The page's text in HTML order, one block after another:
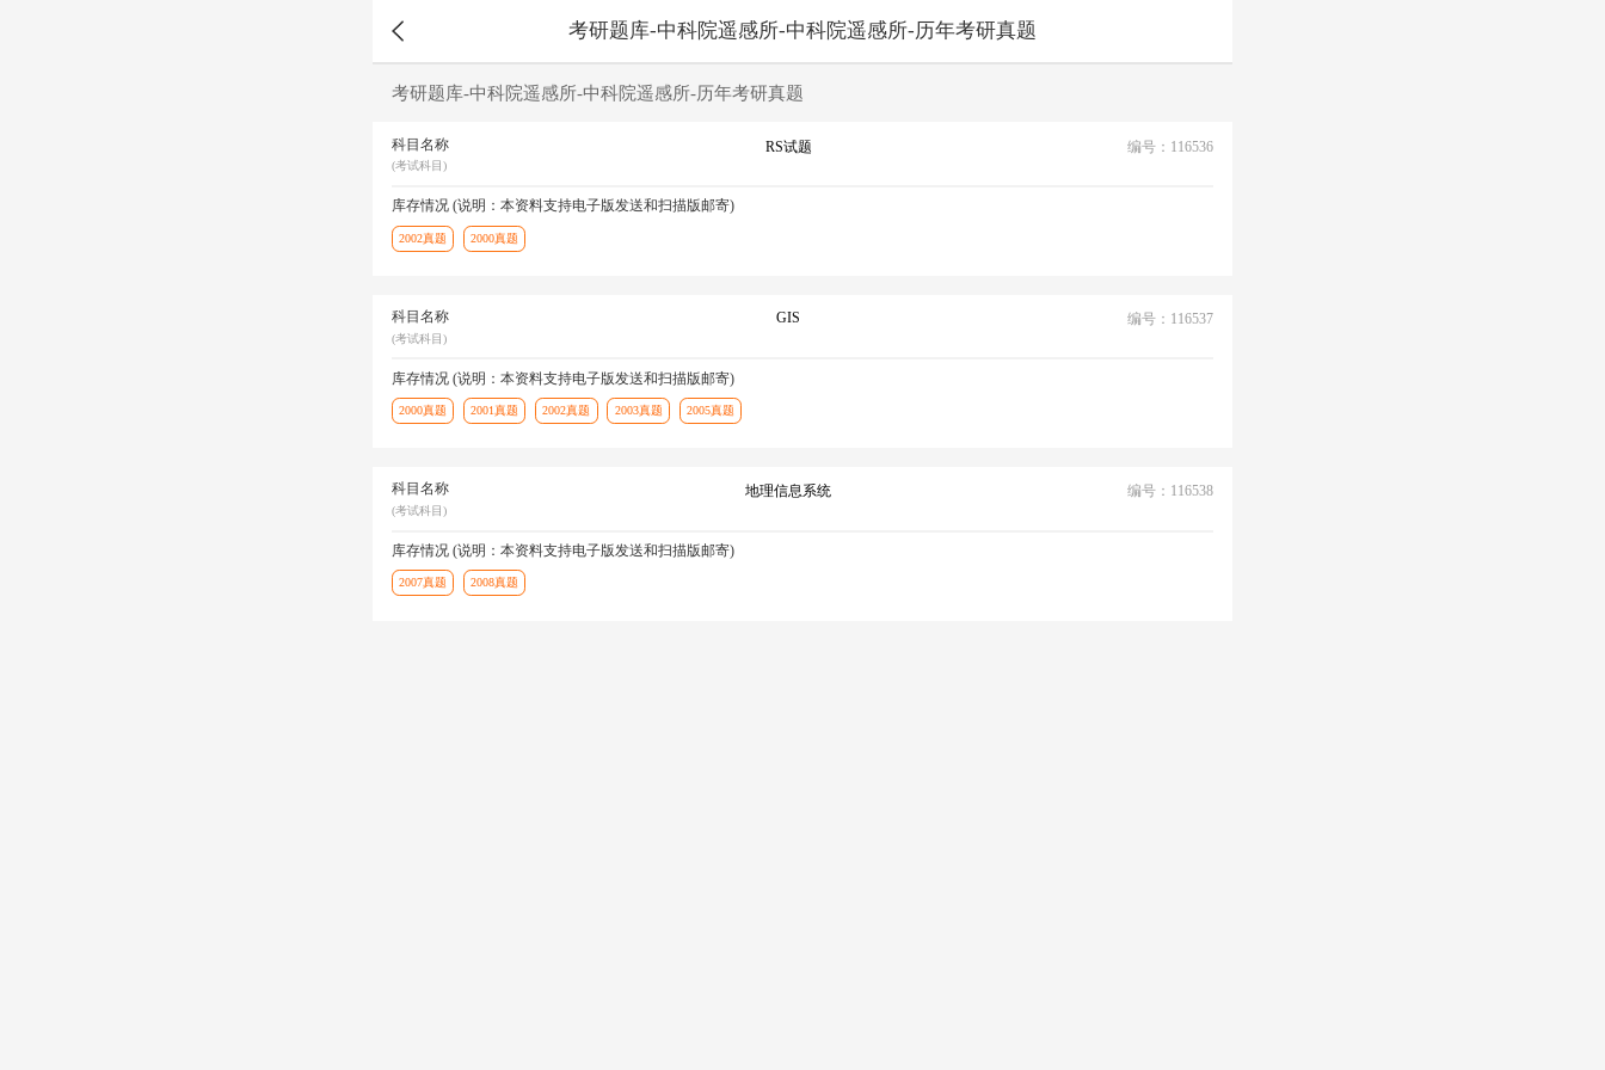
考研题库-中科院遥感所-中科院遥感所-历年考研真题
考研题库-中科院遥感所-中科院遥感所-历年考研真题
科目名称
(考试科目)
RS试题 编号：116536
库存情况 (说明：本资料支持电子版发送和扫描版邮寄)
2002真题 2000真题
科目名称
(考试科目)
GIS 编号：116537
库存情况 (说明：本资料支持电子版发送和扫描版邮寄)
2000真题 2001真题 2002真题 2003真题 2005真题
科目名称
(考试科目)
地理信息系统 编号：116538
库存情况 (说明：本资料支持电子版发送和扫描版邮寄)
2007真题 2008真题